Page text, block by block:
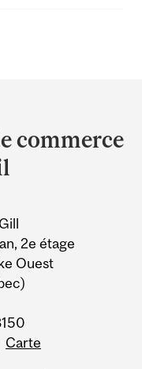
commerce
2e étage
Ouest
Carte